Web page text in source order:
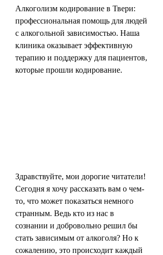
Алкоголизм кодирование в Твери:
профессиональная помощь для людей
с алкогольной зависимостью. Наша
клиника оказывает эффективную
терапию и поддержку для пациентов,
которые прошли кодирование.
Здравствуйте, мои дорогие читатели!
Сегодня я хочу рассказать вам о чем-
то, что может показаться немного
странным. Ведь кто из нас в
сознании и добровольно решил бы
стать зависимым от алкоголя? Но к
сожалению, это происходит каждый